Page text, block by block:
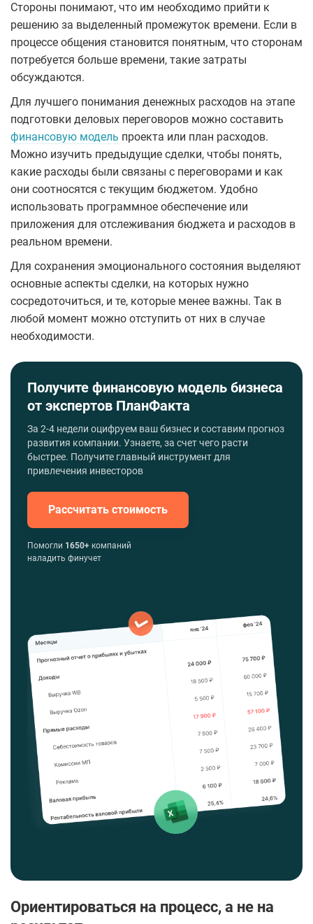
Стороны понимают, что им необходимо прийти к
решению за выделенный промежуток времени. Если в
процессе общения становится понятным, что сторонам
потребуется больше времени, такие затраты
обсуждаются.
Для лучшего понимания денежных расходов на этапе
подготовки деловых переговоров можно составить
финансовую модель проекта или план расходов.
Можно изучить предыдущие сделки, чтобы понять,
какие расходы были связаны с переговорами и как
они соотносятся с текущим бюджетом. Удобно
использовать программное обеспечение или
приложения для отслеживания бюджета и расходов в
реальном времени.
Для сохранения эмоционального состояния выделяют
основные аспекты сделки, на которых нужно
сосредоточиться, и те, которые менее важны. Так в
любой момент можно отступить от них в случае
необходимости.
Получите финансовую модель бизнеса
от экспертов ПланФакта
За 2-4 недели оцифруем ваш бизнес и составим прогноз
развития компании. Узнаете, за счет чего расти
быстрее. Получите главный инструмент для
привлечения инвесторов
Рассчитать стоимость
Помогли 1650+ компаний
наладить финучет
Ориентироваться на процесс, а не на